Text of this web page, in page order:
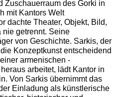
Zuschauerraum des Gorki in
mit Kantors Welt
dachte Theater, Objekt, Bild,
nie getrennt. Seine
von Geschichte. Sarkis, der
Konzeptkunst entscheidend
armenischen
arbeitet, lädt Kantor in
Von Sarkis übernimmt das
Einladung als künstlerische